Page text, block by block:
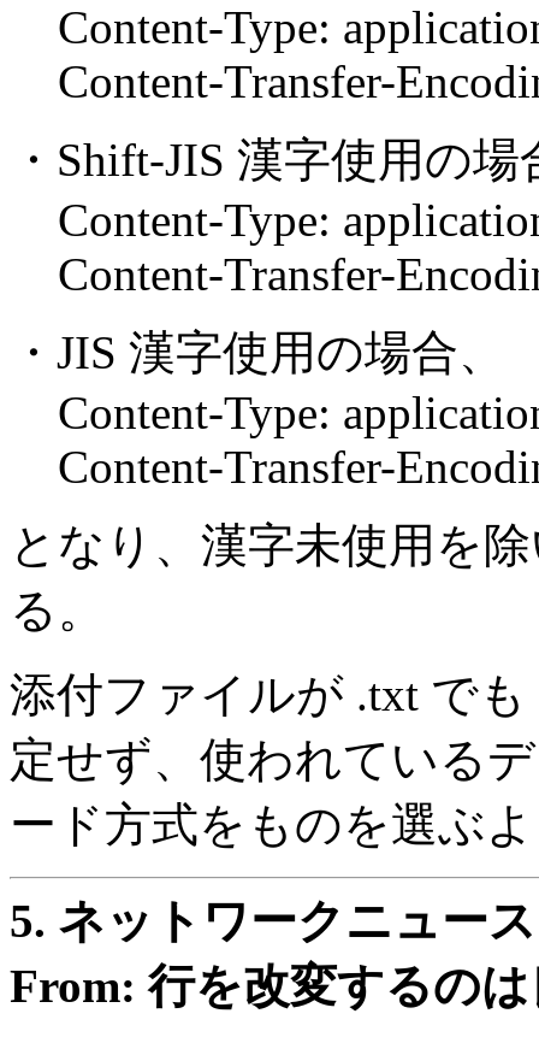
Content-Type:
Content-Transfer-
・Shift-JIS 漢字使用の場
Content-Type:
Content-Transfer-
・JIS 漢字使用の場合、
Content-Type:
Content-Transfer-
となり、漢字未使用を
る。
添付ファイルが .txt でも
定せず、使われている
ード方式をものを選ぶ
5. ネットワークニュー
From: 行を改変するの